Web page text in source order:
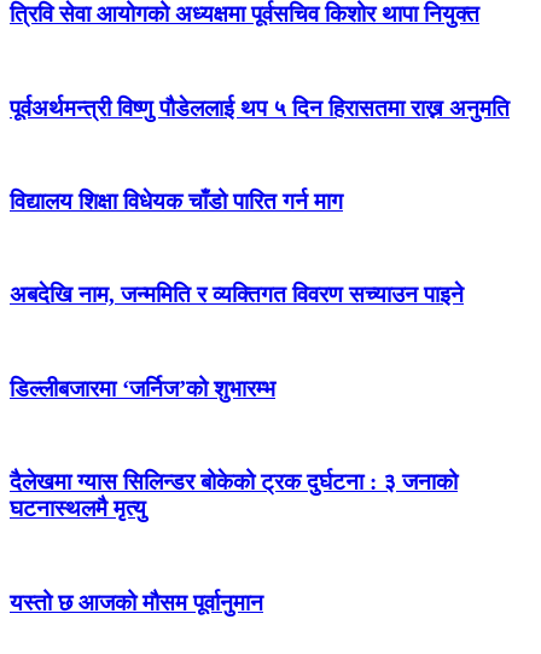
त्रिवि सेवा आयोगको अध्यक्षमा पूर्वसचिव किशोर थापा नियुक्त
पूर्वअर्थमन्त्री विष्णु पौडेललाई थप ५ दिन हिरासतमा राख्न अनुमति
विद्यालय शिक्षा विधेयक चाँडो पारित गर्न माग
अबदेखि नाम, जन्ममिति र व्यक्तिगत विवरण सच्याउन पाइने
डिल्लीबजारमा ‘जर्निज’को शुभारम्भ
दैलेखमा ग्यास सिलिन्डर बोकेको ट्रक दुर्घटना : ३ जनाको
घटनास्थलमै मृत्यु
यस्तो छ आजको मौसम पूर्वानुमान